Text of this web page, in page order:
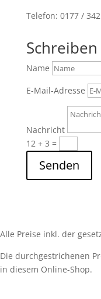
Telefon: 0177 /
Name
E-Mail-Adresse
Nachricht
12 + 3 =
Senden
Alle Preise inkl. der
Die durchgestrichenen
in diesem Online-Shop.